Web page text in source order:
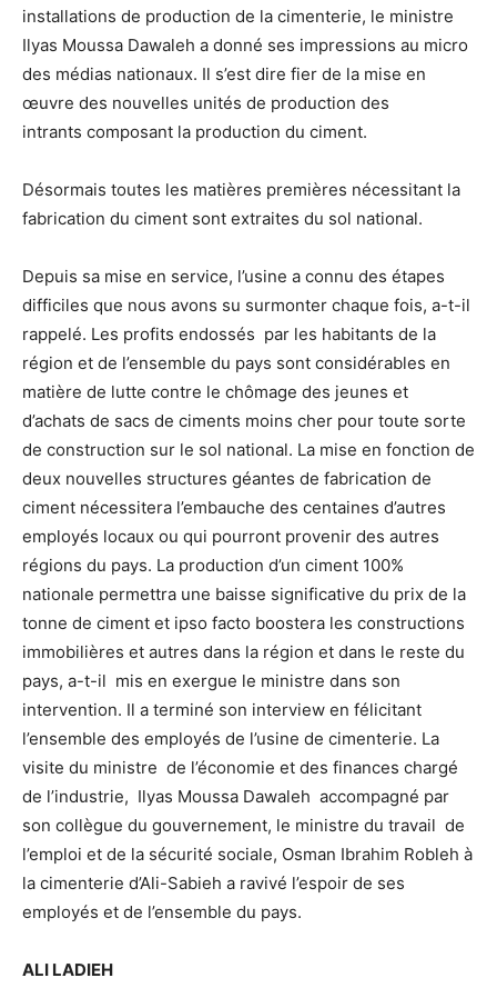
installations de production de la cimenterie, le ministre
Ilyas Moussa Dawaleh a donné ses impressions au micro
des médias nationaux. Il s’est dire fier de la mise en
œuvre des nouvelles unités de production des
intrants composant la production du ciment.
Désormais toutes les matières premières nécessitant la
fabrication du ciment sont extraites du sol national.
Depuis sa mise en service, l’usine a connu des étapes
difficiles que nous avons su surmonter chaque fois, a-t-il
rappelé. Les profits endossés par les habitants de la
région et de l’ensemble du pays sont considérables en
matière de lutte contre le chômage des jeunes et
d’achats de sacs de ciments moins cher pour toute sorte
de construction sur le sol national. La mise en fonction de
deux nouvelles structures géantes de fabrication de
ciment nécessitera l’embauche des centaines d’autres
employés locaux ou qui pourront provenir des autres
régions du pays. La production d’un ciment 100%
nationale permettra une baisse significative du prix de la
tonne de ciment et ipso facto boostera les constructions
immobilières et autres dans la région et dans le reste du
pays, a-t-il mis en exergue le ministre dans son
intervention. Il a terminé son interview en félicitant
l’ensemble des employés de l’usine de cimenterie. La
visite du ministre de l’économie et des finances chargé
de l’industrie, Ilyas Moussa Dawaleh accompagné par
son collègue du gouvernement, le ministre du travail de
l’emploi et de la sécurité sociale, Osman Ibrahim Robleh à
la cimenterie d’Ali-Sabieh a ravivé l’espoir de ses
employés et de l’ensemble du pays.
ALI LADIEH